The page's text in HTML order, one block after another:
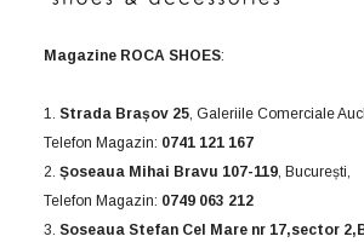
Magazine ROCA SHOES:
1. Strada Brașov 25, Galeriile Comerciale
Telefon Magazin: 0741 121 167
2. Șoseaua Mihai Bravu 107-119, București,
Telefon Magazin: 0749 063 212
3. Soseaua Stefan Cel Mare nr 17,sector